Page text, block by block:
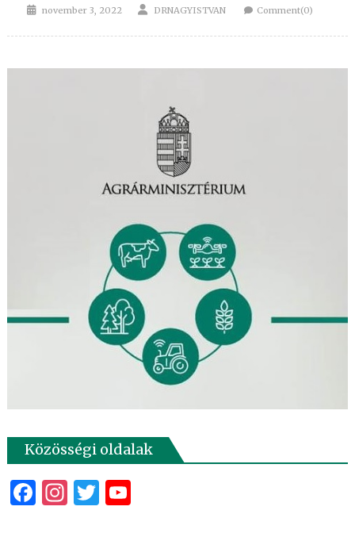
Posted
november 3, 2022 Author
DRNAGYISTVAN Comment(0)
Közösségi oldalak
Facebook
Instagram
Twitter
YouTube